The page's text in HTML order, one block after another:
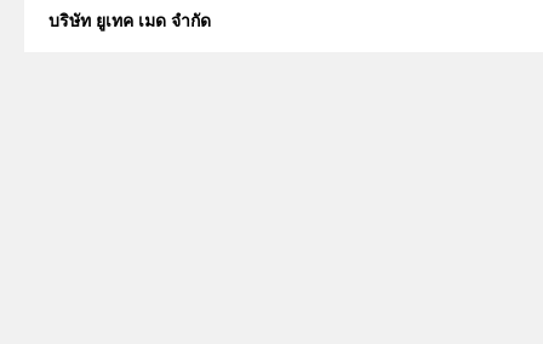
บริษัท ยูเทค เมด จำกัด